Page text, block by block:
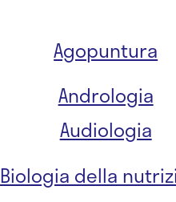
Agopuntura
Andrologia
Audiologia
Biologia della